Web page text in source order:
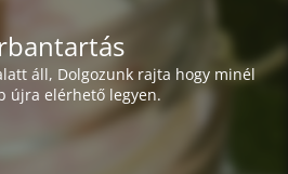
áll, Dolgozunk rajta hogy minél
újra elérhető legyen.